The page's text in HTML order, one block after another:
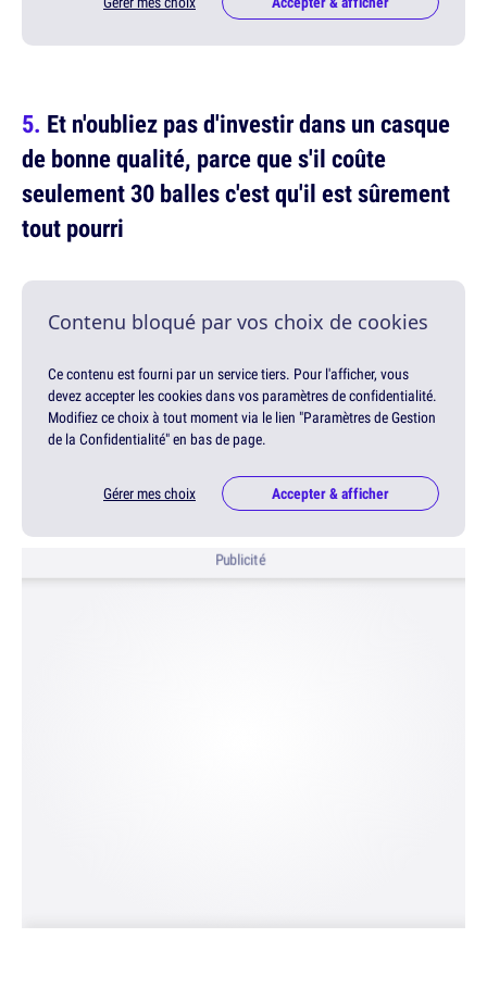
Et n'oubliez pas d'investir dans un casque
de bonne qualité, parce que s'il coûte
seulement 30 balles c'est qu'il est sûrement
tout pourri
Contenu bloqué par vos choix de cookies
Ce contenu est fourni par un service tiers. Pour l'afficher, vous
devez accepter les cookies dans vos paramètres de confidentialité.
Modifiez ce choix à tout moment via le lien "Paramètres de Gestion
de la Confidentialité" en bas de page.
Gérer mes choix Accepter & afficher
Publicité